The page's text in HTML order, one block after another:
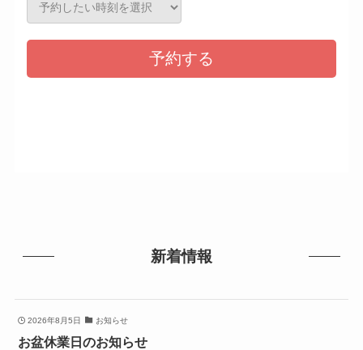
新着情報
2026年8月5日 お知らせ
お盆休業日のお知らせ